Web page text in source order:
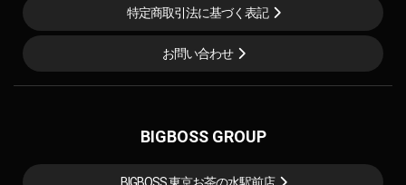
特定商取引法に基づく表記
お問い合わせ
BIGBOSS GROUP
BIGBOSS 東京お茶の水駅前店